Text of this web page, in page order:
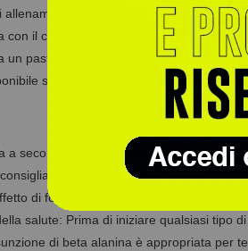
o delle attività fisiche intense
con il cibo: Per ridurre al minimo il
un pasto o subito dopo aver mangiato.
sotto forma di integratori in polvere
Quanta beta
a seconda dell'obiettivo e delle
iniziare con una dose più
di formicolio noto come "parestesia".
salute: Prima di iniziare qualsiasi tipo
di beta alanina è appropriata per